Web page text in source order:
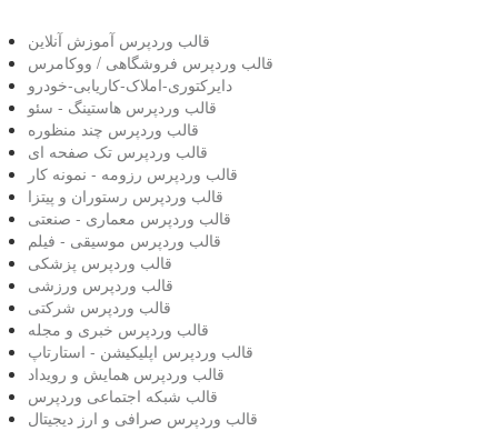
قالب وردپرس آموزش آنلاین
قالب وردپرس فروشگاهی / ووکامرس
دایرکتوری-املاک-کاریابی-خودرو
قالب وردپرس هاستینگ - سئو
قالب وردپرس چند منظوره
قالب وردپرس تک صفحه ای
قالب وردپرس رزومه - نمونه کار
قالب وردپرس رستوران و پیتزا
قالب وردپرس معماری - صنعتی
قالب وردپرس موسیقی - فیلم
قالب وردپرس پزشکی
قالب وردپرس ورزشی
قالب وردپرس شرکتی
قالب وردپرس خبری و مجله
قالب وردپرس اپلیکیشن - استارتاپ
قالب وردپرس همایش و رویداد
قالب شبکه اجتماعی وردپرس
قالب وردپرس صرافی و ارز دیجیتال